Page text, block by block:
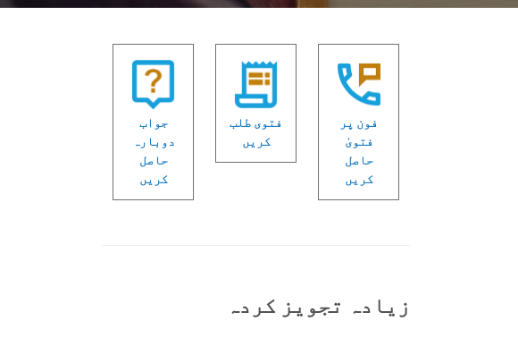
فون پر
فتویٰ
حاصل
کریں
فتوی طلب
کریں
جواب
دوبارہ
حاصل
کریں
زیادہ تجویز کردہ